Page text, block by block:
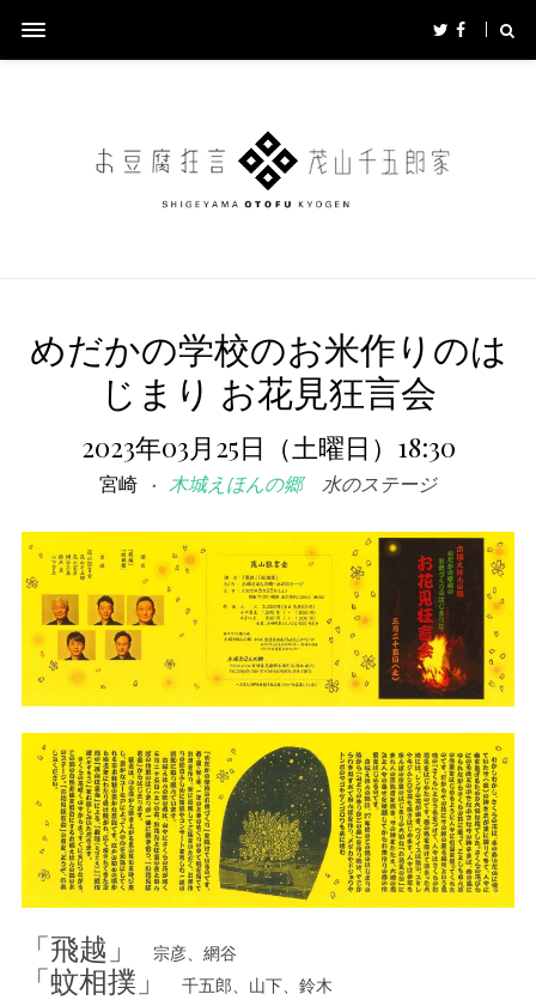
めだかの学校のお米作りのは
じまり お花見狂言会
2023年03月25日（土曜日）18:30
宮崎 木城えほんの郷水のステージ
「飛越」 宗彦、網谷
「蚊相撲」 千五郎、山下、鈴木